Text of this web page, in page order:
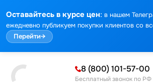
Оставайтесь в курсе цен: в нашем
ежедневно публикуем покупки клиентов со
Перейти→
8 (800) 101-57-00
Бесплатный звонок по РФ